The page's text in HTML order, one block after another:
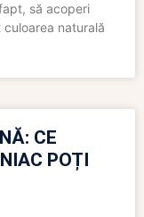
să acoperi
naturală
CE
POȚI